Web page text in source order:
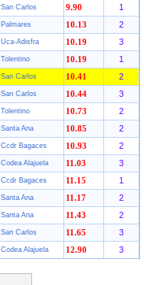
San Carlos 9.90
1
Palmares 10.13
2
Uca-Adisfra 10.19
3
Tolentino 10.19
1
San Carlos 10.41
2
San Carlos 10.44
3
Tolentino 10.73
2
Santa Ana 10.85
2
Ccdr Bagaces 10.93
2
Codea Alajuela 11.03
3
Ccdr Bagaces 11.15
1
Santa Ana 11.17
2
Santa Ana 11.43
2
San Carlos 11.65
3
Codea Alajuela 12.90 3